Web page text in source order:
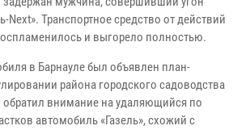
Next». Транспортное средство от действий
и выгорело полностью.
в Барнауле был объявлен план-
района городского садоводства
внимание на удаляющийся по
автомобиль «Газель», схожий с